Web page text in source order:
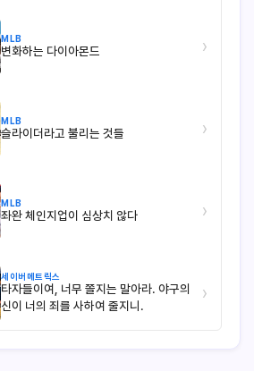
MLB
변화하는 다이아몬드 ›
MLB
슬라이더라고 불리는 것들 ›
MLB
좌완 체인지업이 심상치 않다 ›
세이버메트릭스
타자들이여, 너무 쫄지는 말아라. 야구의
신이 너의 죄를 사하여 줄지니.
›